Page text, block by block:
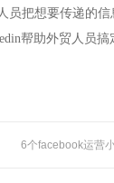
员把想要传递的
帮助外贸人员搞
6个facebook运营
研发了